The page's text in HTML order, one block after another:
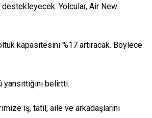
Yolcular, Air New
kapasitesini %17 artıracak. Böylece
belirtti.
iş, tatil, aile ve arkadaşlarını